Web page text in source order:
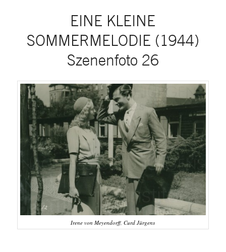
EINE KLEINE
SOMMERMELODIE (1944)
Szenenfoto 26
Irene von Meyendorff, Curd Jürgens